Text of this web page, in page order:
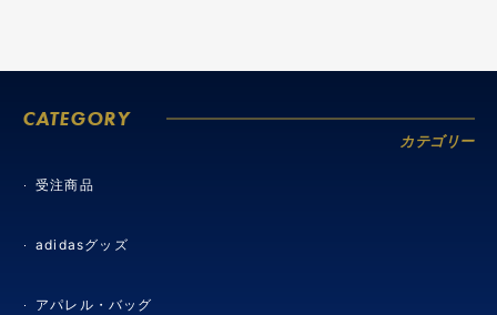
CATEGORY
カテゴリー
受注商品
adidasグッズ
アパレル・バッグ